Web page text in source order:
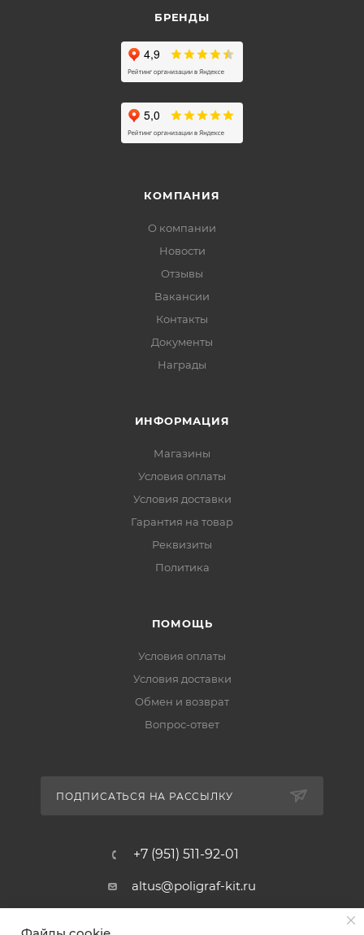
БРЕНДЫ
КОМПАНИЯ
О компании
Новости
Отзывы
Вакансии
Контакты
Документы
Награды
ИНФОРМАЦИЯ
Магазины
Условия оплаты
Условия доставки
Гарантия на товар
Реквизиты
Политика
ПОМОЩЬ
Условия оплаты
Условия доставки
Обмен и возврат
Вопрос-ответ
ПОДПИСАТЬСЯ НА РАССЫЛКУ
+7 (951) 511-92-01
altus@poligraf-kit.ru